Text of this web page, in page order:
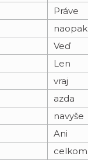
Práve
naopak
Veď
Len
vraj
azda
navyše
Ani
celkom